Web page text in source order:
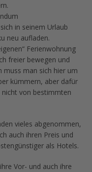
in seinem Urlaub
neu aufladen.
Ferienwohnung
freier bewegen und
muss man sich hier um
kümmern, aber dafür
von bestimmten
vieles abgenommen,
auch ihren Preis und
als Hotels.
Vor- und auch ihre